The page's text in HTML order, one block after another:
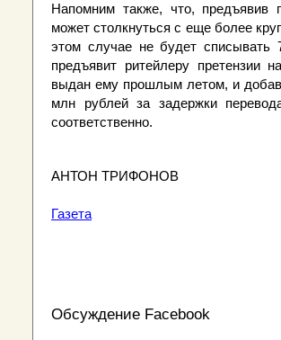
Напомним также, что, предъявив
может столкнуться с еще более
этом случае не будет списывать
предъявит ритейлеру
выдан ему прошлым летом, и
млн рублей за задержки
соответственно.
АНТОН ТРИФОНОВ
Газета
Обсуждение Facebook